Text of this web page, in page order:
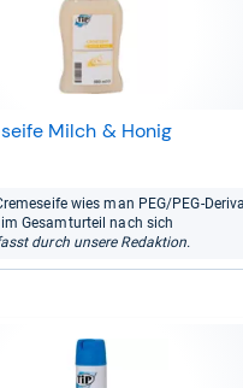
Milch & Honig
wies man PEG/PEG-
Gesamturteil nach sich
durch unsere Redaktion.